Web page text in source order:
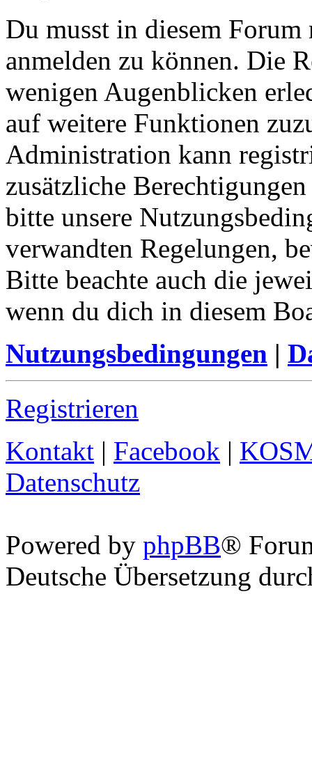
Du musst in diesem
anmelden zu können. Die
wenigen Augenblicken
auf weitere Funktionen
Administration kann
zusätzliche
bitte unsere
verwandten Regelungen,
Bitte beachte auch die
wenn du dich in diesem
Nutzungsbedingungen |
Registrieren
Kontakt | Facebook |
Datenschutz
Powered by phpBB®
Deutsche Übersetzung